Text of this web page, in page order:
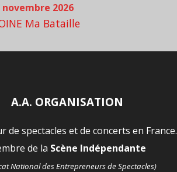
novembre 2026
Ma Bataille
A.A. ORGANISATION
de spectacles et de concerts en France.
de la Scène Indépendante
National des Entrepreneurs de Spectacles)